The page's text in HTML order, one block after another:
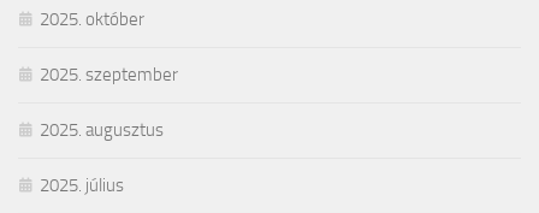
2025. október
2025. szeptember
2025. augusztus
2025. július